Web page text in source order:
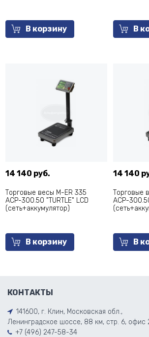
В корзину В
14 140 руб.
Торговые весы M-ER 335
ACP-300.50 "TURTLE" LCD
(сеть+аккумулятор)
В корзину
14 140
Торговые
ACP-
В
КОНТАКТЫ
141600, г. Клин, Московская обл.,
Ленинградское шоссе, 88 км, стр. 6, офис
+7 (496) 247-58-34